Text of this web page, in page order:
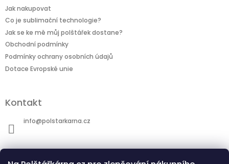
Jak nakupovat
Co je sublimační technologie?
Jak se ke mě můj polštářek dostane?
Obchodní podmínky
Podmínky ochrany osobních údajů
Dotace Evropské unie
Kontakt
info@polstarkarna.cz